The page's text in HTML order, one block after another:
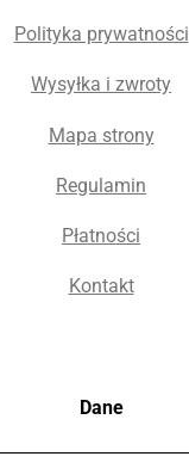
Polityka prywatności
Wysyłka i zwroty
Mapa strony
Regulamin
Płatności
Kontakt
Dane